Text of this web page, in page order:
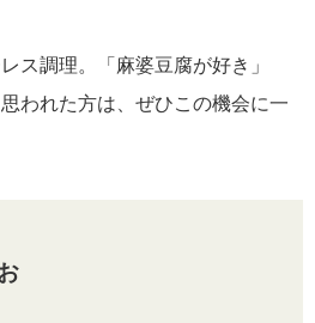
ス調理。「麻婆豆腐が好き」
われた方は、ぜひこの機会に一